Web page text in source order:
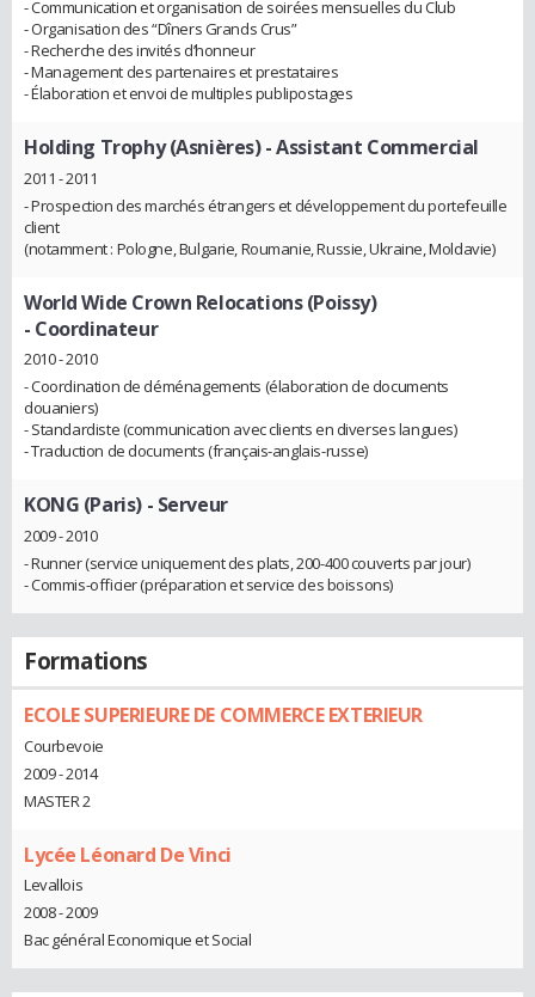
- Communication et organisation de soirées mensuelles du Club
- Organisation des “Dîners Grands Crus”
- Recherche des invités d’honneur
- Management des partenaires et prestataires
- Élaboration et envoi de multiples publipostages
Holding Trophy (Asnières)- Assistant Commercial
2011 - 2011
- Prospection des marchés étrangers et développement du portefeuille
client
(notamment : Pologne, Bulgarie, Roumanie, Russie, Ukraine, Moldavie)
World Wide Crown Relocations (Poissy)
- Coordinateur
2010 - 2010
- Coordination de déménagements (élaboration de documents
douaniers)
- Standardiste (communication avec clients en diverses langues)
- Traduction de documents (français-anglais-russe)
KONG (Paris)- Serveur
2009 - 2010
- Runner (service uniquement des plats, 200-400 couverts par jour)
- Commis-officier (préparation et service des boissons)
Formations
ECOLE SUPERIEURE DE COMMERCE EXTERIEUR
Courbevoie
2009 - 2014
MASTER 2
Lycée Léonard De Vinci
Levallois
2008 - 2009
Bac général Economique et Social